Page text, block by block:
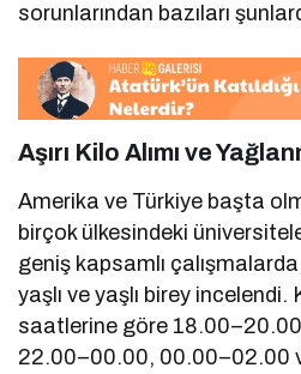
sorunlarından bazıları
Aşırı Kilo Alımı ve
Amerika ve Türkiye başta
birçok ülkesindeki
geniş kapsamlı
yaşlı ve yaşlı birey incelendi.
saatlerine göre
22.00–00.00, 00.00–02.00